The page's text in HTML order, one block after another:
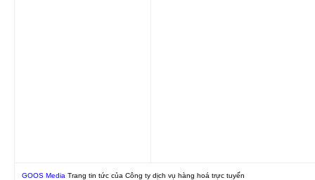
GOOS Media Trang tin tức của Công ty dịch vụ hàng hoá trực tuyến